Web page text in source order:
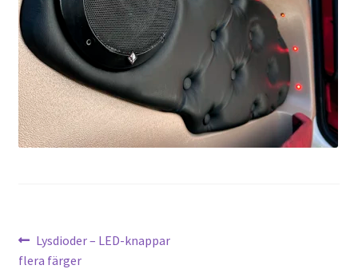
Inläggsnavigering
Föregående
inlägg:
Lysdioder – LED-knappar
flera färger